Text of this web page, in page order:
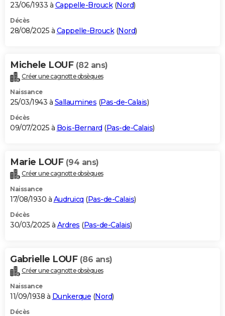
23/06/1933 à Cappelle-Brouck(Nord)
Décès
28/08/2025 à Cappelle-Brouck(Nord)
Michele LOUF (82 ans)
Créer une cagnotte obsèques
Naissance
25/03/1943 à Sallaumines (Pas-de-Calais)
Décès
09/07/2025 à Bois-Bernard (Pas-de-Calais)
Marie LOUF (94 ans)
Créer une cagnotte obsèques
Naissance
17/08/1930 à Audruicq (Pas-de-Calais)
Décès
30/03/2025 à Ardres (Pas-de-Calais)
Gabrielle LOUF (86 ans)
Créer une cagnotte obsèques
Naissance
11/09/1938 à Dunkerque (Nord)
Décès